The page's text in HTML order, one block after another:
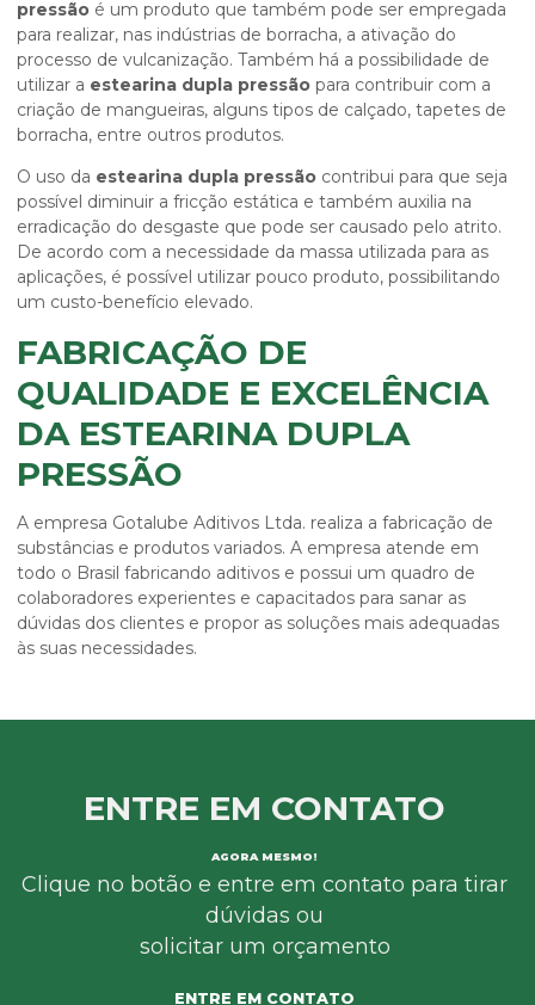
pressão é um produto que também pode ser empregada
para realizar, nas indústrias de borracha, a ativação do
processo de vulcanização. Também há a possibilidade de
utilizar a estearina dupla pressão para contribuir com a
criação de mangueiras, alguns tipos de calçado, tapetes de
borracha, entre outros produtos.
O uso da estearina dupla pressão contribui para que seja
possível diminuir a fricção estática e também auxilia na
erradicação do desgaste que pode ser causado pelo atrito.
De acordo com a necessidade da massa utilizada para as
aplicações, é possível utilizar pouco produto, possibilitando
um custo-benefício elevado.
FABRICAÇÃO DE
QUALIDADE E EXCELÊNCIA
DA ESTEARINA DUPLA
PRESSÃO
A empresa Gotalube Aditivos Ltda. realiza a fabricação de
substâncias e produtos variados. A empresa atende em
todo o Brasil fabricando aditivos e possui um quadro de
colaboradores experientes e capacitados para sanar as
dúvidas dos clientes e propor as soluções mais adequadas
às suas necessidades.
ENTRE EM CONTATO
AGORA MESMO!
Clique no botão e entre em contato para tirar
dúvidas ou
solicitar um orçamento
ENTRE EM CONTATO